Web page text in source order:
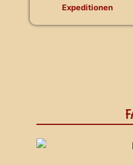
Expeditionen